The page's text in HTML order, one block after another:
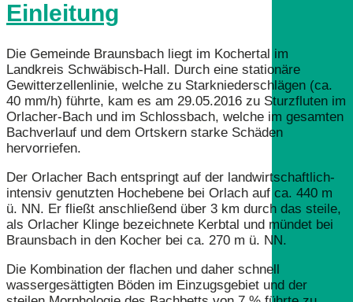
Einleitung
Die Gemeinde Braunsbach liegt im Kochertal im
Landkreis Schwäbisch-Hall. Durch eine stationäre
Gewitterzellenlinie, welche zu Starkniederschlägen (ca.
40 mm/h) führte, kam es am 29.05.2016 zu Sturzfluten im
Orlacher-Bach und im Schlossbach, welche im gesamten
Bachverlauf und dem Ortskern starke Schäden
hervorriefen.
Der Orlacher Bach entspringt auf der landwirtschaftlich-
intensiv genutzten Hochebene bei Orlach auf ca. 440 m
ü. NN. Er fließt anschließend über 3 km durch das steile,
als Orlacher Klinge bezeichnete Kerbtal und mündet bei
Braunsbach in den Kocher bei ca. 270 m ü. NN.
Die Kombination der flachen und daher schnell
wassergesättigten Böden im Einzugsgebiet und der